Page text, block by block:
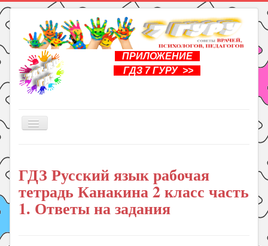
ПРИЛОЖЕНИЕ
ГДЗ 7 ГУРУ >>
Включить/
Книги
Рукоделие
Подготовка к школе
ГДЗ Русский язык рабочая
тетрадь Канакина 2 класс часть
1. Ответы на задания